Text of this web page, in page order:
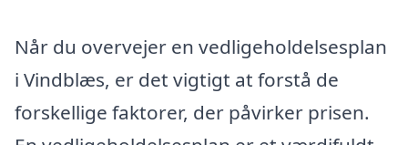
Når du overvejer en vedligeholdelsesplan
i Vindblæs, er det vigtigt at forstå de
forskellige faktorer, der påvirker prisen.